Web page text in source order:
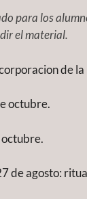
para los
el material.
de
octubre.
de agosto: